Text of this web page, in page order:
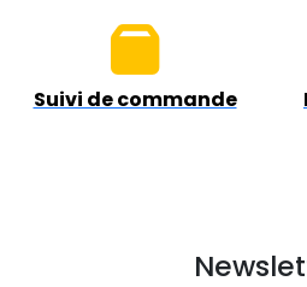
Suivi de commande